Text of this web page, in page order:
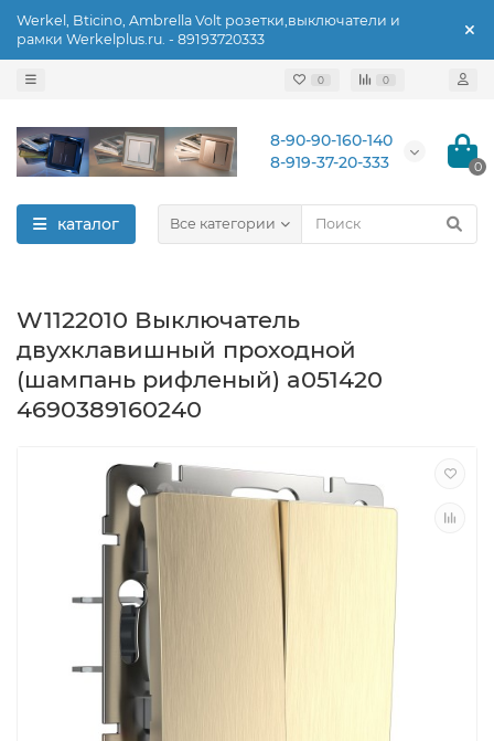
Werkel, Bticino, Ambrella Volt розетки,выключатели и
рамки Werkelplus.ru. - 89193720333
0 0
8-90-90-160-140
8-919-37-20-333
0
каталог Все категории
W1122010 Выключатель
двухклавишный проходной
(шампань рифленый) a051420
4690389160240